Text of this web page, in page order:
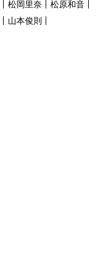
松岡里奈
松原和音
山本俊則